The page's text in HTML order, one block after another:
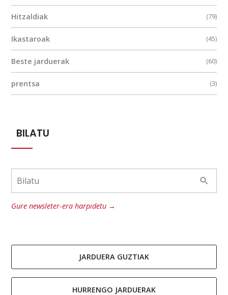
Hitzaldiak (79)
Ikastaroak (45)
Beste jarduerak (60)
prentsa (3)
BILATU
Gure newsleter-era harpidetu →
JARDUERA GUZTIAK
HURRENGO JARDUERAK